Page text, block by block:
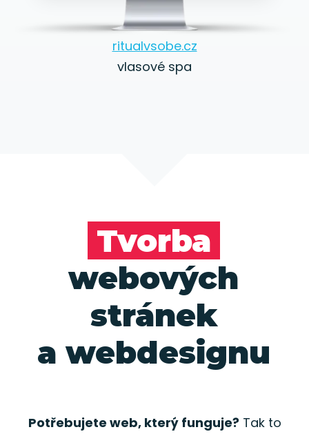
ritualvsobe.cz
vlasové spa
Tvorba
webových
stránek
a webdesignu
Potřebujete web, který funguje? Tak to